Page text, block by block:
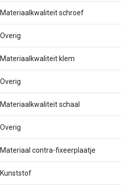
Materiaalkwaliteit schroef
Overig
Materiaalkwaliteit klem
Overig
Materiaalkwaliteit schaal
Overig
Materiaal contra-fixeerplaatje
Kunststof